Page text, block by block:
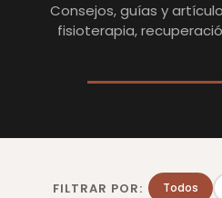
Consejos, guías y
fisioterapia,
FILTRAR POR: Todos